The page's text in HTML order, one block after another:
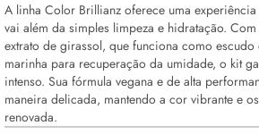
A linha Color Brillianz oferece uma
vai além da simples limpeza e hidratação.
extrato de girassol, que funciona como escudo
marinha para recuperação da umidade, o kit
intenso. Sua fórmula vegana e de alta
maneira delicada, mantendo a cor vibrante e
renovada.